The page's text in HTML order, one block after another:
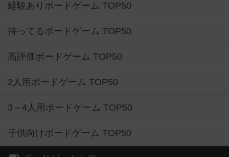
経験ありボードゲーム TOP50
持ってるボードゲーム TOP50
高評価ボードゲーム TOP50
2人用ボードゲーム TOP50
3～4人用ボードゲーム TOP50
子供向けボードゲーム TOP50